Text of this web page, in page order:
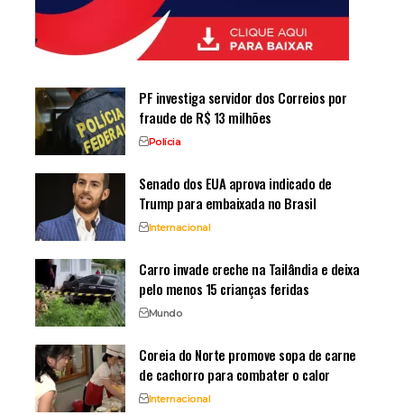
PF investiga servidor dos Correios por
fraude de R$ 13 milhões
Polícia
Senado dos EUA aprova indicado de
Trump para embaixada no Brasil
Internacional
Carro invade creche na Tailândia e deixa
pelo menos 15 crianças feridas
Mundo
Coreia do Norte promove sopa de carne
de cachorro para combater o calor
Internacional